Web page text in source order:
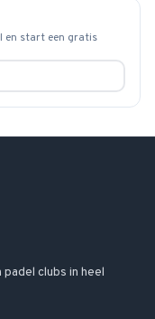
en start een gratis
clubs in heel